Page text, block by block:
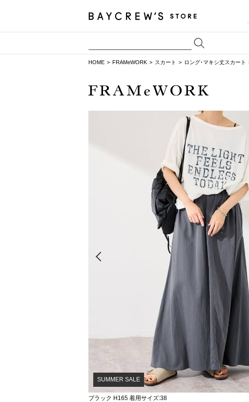
HOME FRAMeWORK スカート ロング･マキシ丈スカート
ブラック H165 着用サイズ:38
SUMMER SALE